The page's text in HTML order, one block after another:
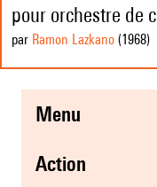
pour orchestre de
par Ramon Lazkano (1968)
menu
action